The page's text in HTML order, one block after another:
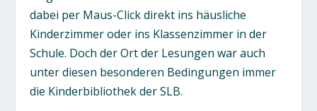
dabei per Maus-Click direkt ins häusliche
Kinderzimmer oder ins Klassenzimmer in der
Schule. Doch der Ort der Lesungen war auch
unter diesen besonderen Bedingungen immer
die Kinderbibliothek der SLB.